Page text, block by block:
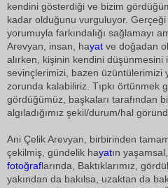
kendini gösterdiği ve bizim
kadar olduğunu vurguluyor. Gerçeği
yorumuyla farkındalığı sağlamayı
Arevyan, insan, hayat ve doğadan
alırken, kişinin kendini düşünmesini
sevinçlerimizi, bazen üzüntülerimizi
zorunda kalabiliriz. Tıpkı örtünmek
gördüğümüz, başkaları tarafından
algıladığımız şekil/durum/hal
Ani Çelik Arevyan, birbirinden
çekilmiş, gündelik hayatın
fotoğraflarında, Baktıklarımız,
yakından da bakılsa, uzaktan da